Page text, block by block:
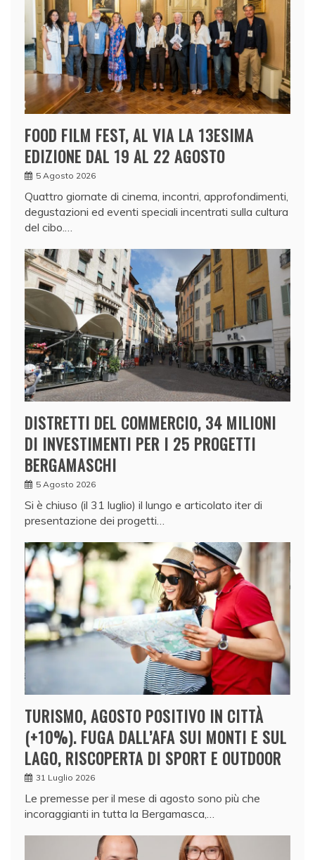
FOOD FILM FEST, AL VIA LA 13ESIMA
EDIZIONE DAL 19 AL 22 AGOSTO
5 Agosto 2026
Quattro giornate di cinema, incontri, approfondimenti,
degustazioni ed eventi speciali incentrati sulla cultura
del cibo.…
DISTRETTI DEL COMMERCIO, 34 MILIONI
DI INVESTIMENTI PER I 25 PROGETTI
BERGAMASCHI
5 Agosto 2026
Si è chiuso (il 31 luglio) il lungo e articolato iter di
presentazione dei progetti…
TURISMO, AGOSTO POSITIVO IN CITTÀ
(+10%). FUGA DALL’AFA SUI MONTI E SUL
LAGO, RISCOPERTA DI SPORT E OUTDOOR
31 Luglio 2026
Le premesse per il mese di agosto sono più che
incoraggianti in tutta la Bergamasca,…